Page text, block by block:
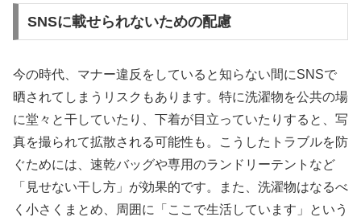
SNSに載せられないための配慮
今の時代、マナー違反をしていると知らない間にSNSで
晒されてしまうリスクもあります。特に洗濯物を公共の場
に堂々と干していたり、下着が目立っていたりすると、写
真を撮られて拡散される可能性も。こうしたトラブルを防
ぐためには、速乾バッグや専用のランドリーテントなど
「見せない干し方」が効果的です。また、洗濯物はなるべ
く小さくまとめ、周囲に「ここで生活しています」という